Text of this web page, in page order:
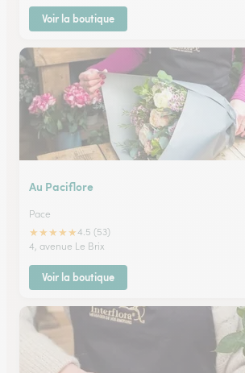
Voir la boutique
Au Paciflore
Pace
★★★★★4.5 (53)
4, avenue Le Brix
Voir la boutique